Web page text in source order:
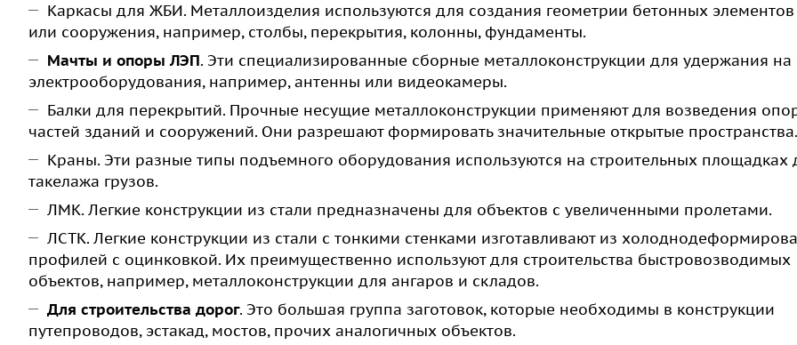
Каркасы для ЖБИ. Металлоизделия используются для создания геометрии бетонных
или сооружения, например, столбы, перекрытия, колонны, фундаменты.
Мачты и опоры ЛЭП. Эти специализированные сборные металлоконструкции для удержания на
электрооборудования, например, антенны или видеокамеры.
Балки для перекрытий. Прочные несущие металлоконструкции применяют для возведения
частей зданий и сооружений. Они разрешают формировать значительные открытые пространства.
Краны. Эти разные типы подъемного оборудования используются на строительных площадках
такелажа грузов.
ЛМК. Легкие конструкции из стали предназначены для объектов с увеличенными пролетами.
ЛСТК. Легкие конструкции из стали с тонкими стенками изготавливают из
профилей с оцинковкой. Их преимущественно используют для строительства быстровозводимых
объектов, например, металлоконструкции для ангаров и складов.
Для строительства дорог. Это большая группа заготовок, которые необходимы в конструкции
путепроводов, эстакад, мостов, прочих аналогичных объектов.